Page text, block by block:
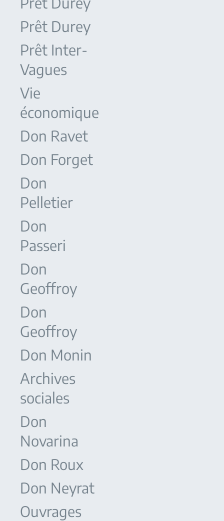
Prêt Durey
Prêt Inter-
Vagues
Vie
économique
Don Ravet
Don Forget
Don
Pelletier
Don
Passeri
Don
Geoffroy
Don
Geoffroy
Don Monin
Archives
sociales
Don
Novarina
Don Roux
Don Neyrat
Ouvrages